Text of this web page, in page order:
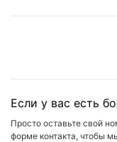
Если у вас есть
Просто оставьте свой
форме контакта, чтобы